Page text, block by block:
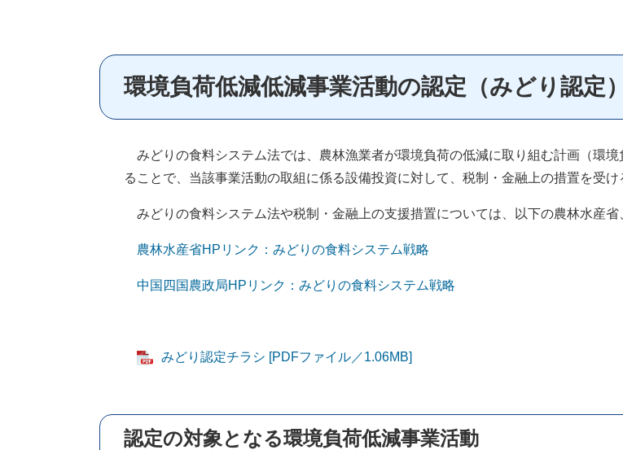
環境負荷低減低減事業活動の認定（みどり認定
みどりの食料システム法では、農林漁業者が環境負荷の低減に取り組む計画（環
ることで、当該事業活動の取組に係る設備投資に対して、税制・金融上の措置を受け
みどりの食料システム法や税制・金融上の支援措置については、以下の農林水産省
農林水産省HPリンク：みどりの食料システム戦略
中国四国農政局HPリンク：みどりの食料システム戦略
みどり認定チラシ [PDFファイル／1.06MB]
​認定の対象となる環境負荷低減事業活動